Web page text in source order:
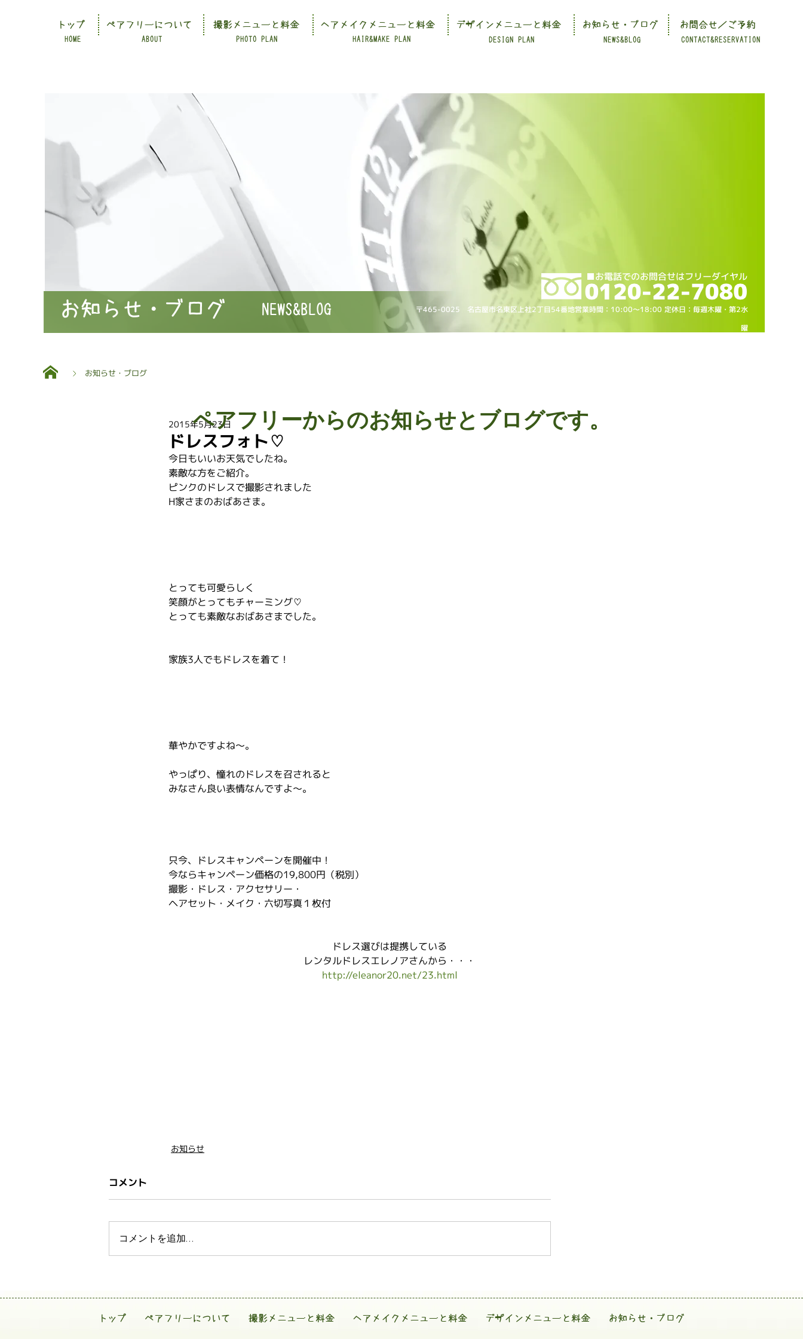
CONTACT&RESERVATION
HOME ABOUT PHOTO PLAN HAIR&MAKE PLAN DESIGN PLAN NEWS&BLOG
トップ ペアフリーについて 撮影メニューと料金 ヘアメイクメニューと料金 デザインメニューと料金 お知らせ・ブログ お問合せ／ご予約
〒465-0025 名古屋市名東区上社2丁目54番地営業時間：10:00～18:00 定休日：毎週木曜・第2水
曜
NEWS&BLOG
お知らせ・ブログ
お知らせ・ブログ
ドレスフォト♡
2015年5月23日
今日もいいお天気でしたね。
素敵な方をご紹介。
ピンクのドレスで撮影されました
H家さまのおばあさま。
とっても可愛らしく
笑顔がとってもチャーミング♡
とっても素敵なおばあさまでした。
家族3人でもドレスを着て！
華やかですよね～。
やっぱり、憧れのドレスを召されると
みなさん良い表情なんですよ～。
只今、ドレスキャンペーンを開催中！
今ならキャンペーン価格の19,800円（税別）
撮影・ドレス・アクセサリー・
ヘアセット・メイク・六切写真１枚付
ドレス選びは提携している
レンタルドレスエレノアさんから・・・
http://eleanor20.net/23.html
お知らせ
コメント
コメントを追加…
ペアフリーからのお知らせとブログです。
トップ ペアフリーについて 撮影メニューと料金 ヘアメイクメニューと料金 デザインメニューと料金 お知らせ・ブログ